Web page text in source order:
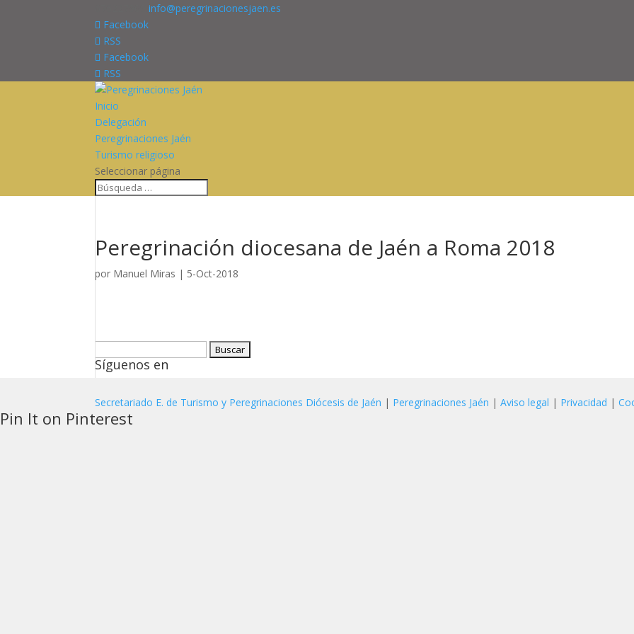
info@peregrinacionesjaen.es
Facebook
RSS
Facebook
RSS
Inicio
Delegación
Peregrinaciones Jaén
Turismo religioso
Seleccionar página
Peregrinación diocesana de Jaén a Roma 2018
por Manuel Miras | 5-Oct-2018
Síguenos en
Secretariado E. de Turismo y Peregrinaciones Diócesis de Jaén | Peregrinaciones Jaén |Aviso legal | Privacidad |
Pin It on Pinterest